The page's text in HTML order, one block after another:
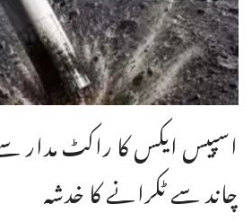
اسپیس ایکس کا راکٹ مدار
چاند سے ٹکرانے کا خدشہ